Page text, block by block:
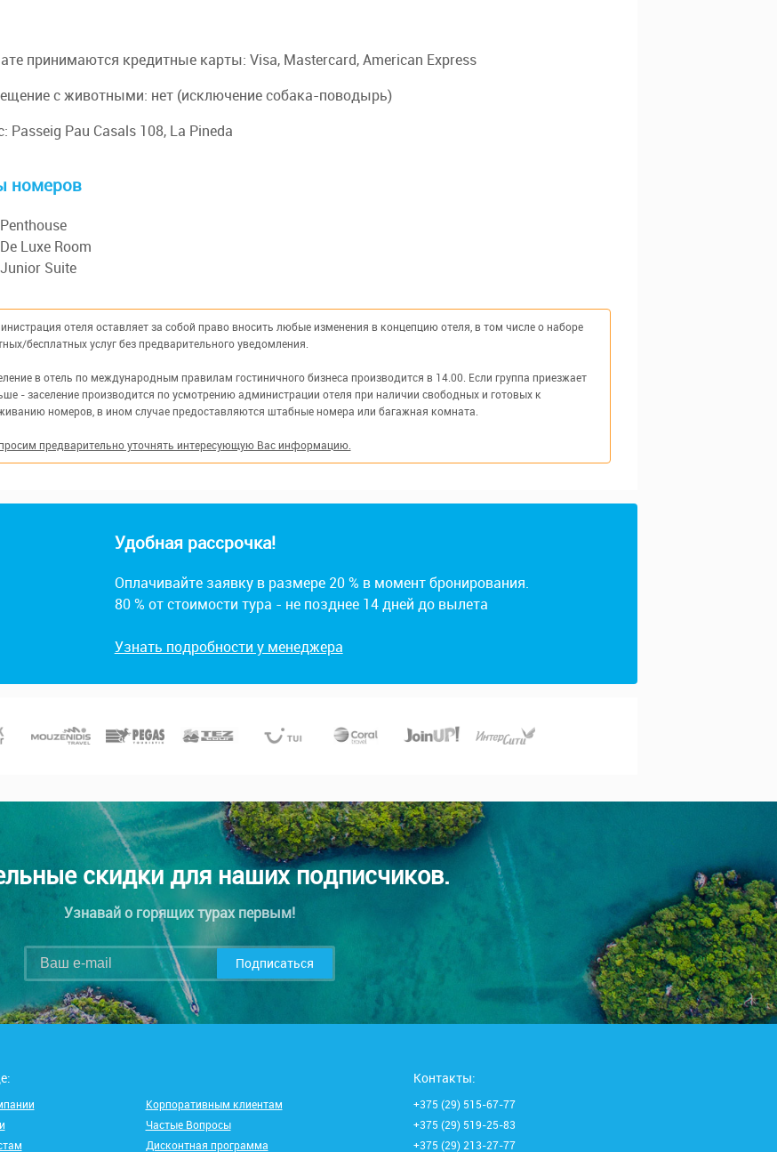
принимаются кредитные карты: Visa, Mastercard, American Express
с животными: нет (исключение собака-поводырь)
Passeig Pau Casals 108, La Pineda
номеров
Penthouse
De Luxe Room
Junior Suite
отеля оставляет за собой право вносить любые изменения в концепцию отеля, в том числе о наборе
бесплатных услуг без предварительного уведомления.
в отель по международным правилам гостиничного бизнеса производится в 14.00. Если группа приезжает
- заселение производится по усмотрению администрации отеля при наличии свободных и готовых к
номеров, в ином случае предоставляются штабные номера или багажная комната.
предварительно уточнять интересующую Вас информацию.
Удобная рассрочка!
Оплачивайте заявку в размере 20 % в момент бронирования.
80 % от стоимости тура - не позднее 14 дней до вылета
Узнать подробности у менеджера
скидки для наших подписчиков.
Узнавай о горящих турах первым!
Подписаться
Корпоративным клиентам
Частые Вопросы
Дисконтная программа
Контакты:
+375 (29) 515-67-77
+375 (29) 519-25-83
+375 (29) 213-27-77